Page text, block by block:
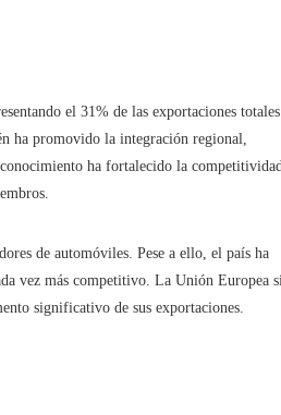
el 31% de las exportaciones
ha promovido la integración regional,
ha fortalecido la
de automóviles. Pese a ello, el país ha
vez más competitivo. La Unión Europea
significativo de sus exportaciones.